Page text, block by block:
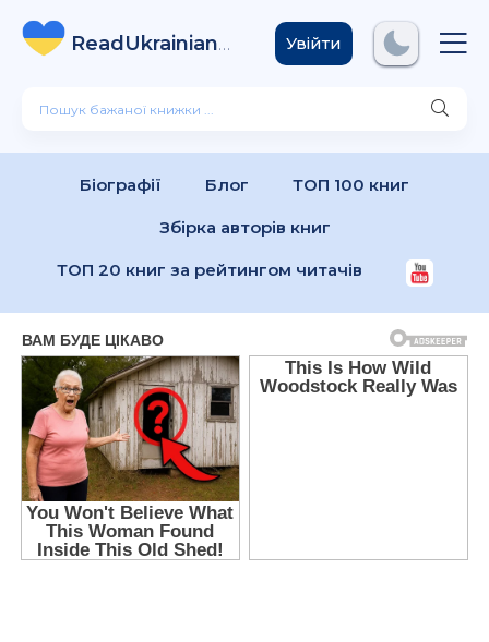
ReadUkrainian
Books .com
Увійти
Біографії Блог ТОП 100 книг
Збірка авторів книг
ТОП 20 книг за рейтингом читачів